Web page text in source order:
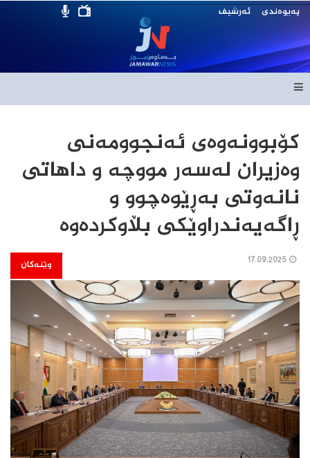
پەیوەندی ئەرشیف
کۆبوونەوەی ئەنجوومەنی
وەزیران لەسەر مووچە و داهاتی
نانەوتی بەڕێوەچوو و
ڕاگەیەندراوێکی بڵاوکردەوە
وێنەکان